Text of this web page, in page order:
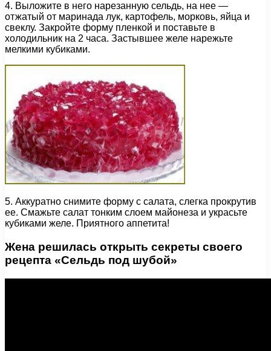
4. Выложите в него нарезанную сельдь, на нее —
отжатый от маринада лук, картофель, морковь, яйца и
свеклу. Закройте форму пленкой и поставьте в
холодильник на 2 часа. Застывшее желе нарежьте
мелкими кубиками.
5. Аккуратно снимите форму с салата, слегка прокрутив
ее. Смажьте салат тонким слоем майонеза и украсьте
кубиками желе. Приятного аппетита!
Жена решилась открыть секреты своего
рецепта «Сельдь под шубой»